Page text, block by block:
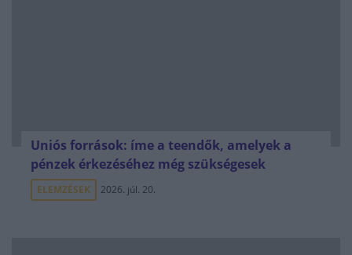
Uniós források: íme a teendők, amelyek a
pénzek érkezéséhez még szükségesek
ELEMZÉSEK 2026. júl. 20.